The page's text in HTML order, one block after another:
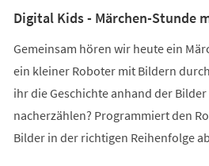
Digital Kids - Märchen-Stunde
Gemeinsam hören wir heute ein
ein kleiner Roboter mit Bildern
ihr die Geschichte anhand der
nacherzählen? Programmiert den
Bilder in der richtigen Reihenfolge